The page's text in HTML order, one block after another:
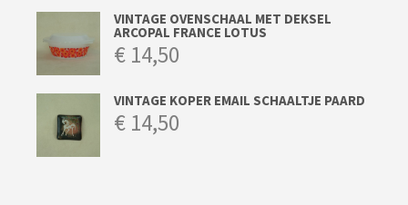
VINTAGE OVENSCHAAL MET DEKSEL
ARCOPAL FRANCE LOTUS
€ 14,50
VINTAGE KOPER EMAIL SCHAALTJE PAARD
€ 14,50